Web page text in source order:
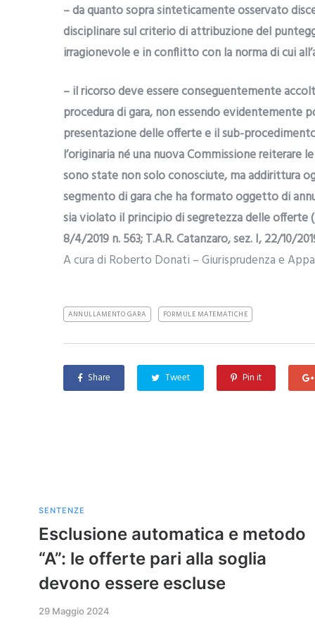
– da quanto sopra sinteticamente osservato
disciplinare sul criterio di attribuzione del
irragionevole e in conflitto con la norma di cui
– il ricorso deve essere conseguentemente
procedura di gara, non essendo evidentemente
presentazione delle offerte e il sub-
l’originaria né una nuova Commissione
sono state non solo conosciute, ma addirittura
segmento di gara che ha formato oggetto di
sia violato il principio di segretezza delle offerte
8/4/2019 n. 563; T.A.R. Catanzaro, sez. I, 22/10/
A cura di Roberto Donati – Giurisprudenza e
ANNULLAMENTO GARA FORMULE MATEMATICHE
Share Tweet Pin it
SENTENZE
Esclusione automatica e metodo
“A”: le offerte pari alla soglia
devono essere escluse
29 Maggio 2024